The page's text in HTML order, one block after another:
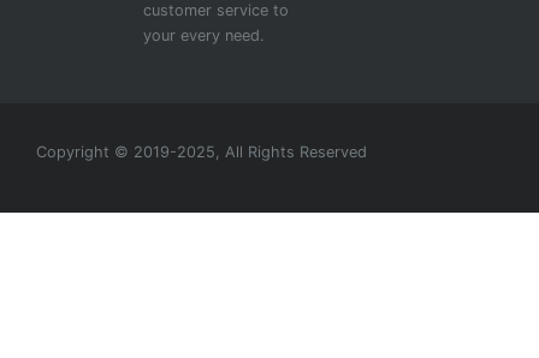
customer service to
your every need.
Copyright © 2019-2025, All Rights Reserved